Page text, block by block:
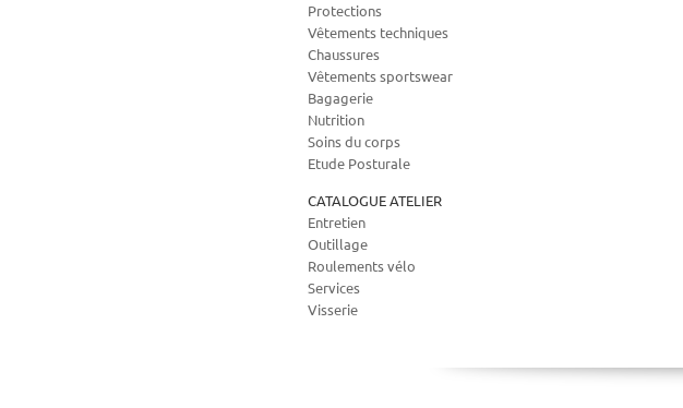
Protections
Vêtements techniques
Chaussures
Vêtements sportswear
Bagagerie
Nutrition
Soins du corps
Etude Posturale
CATALOGUE ATELIER
Entretien
Outillage
Roulements vélo
Services
Visserie